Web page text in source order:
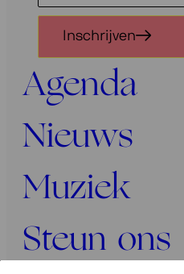
je
voor
onze
nieuwsbrief
Inschrijven
Agenda
Nieuws
Muziek
Steun ons